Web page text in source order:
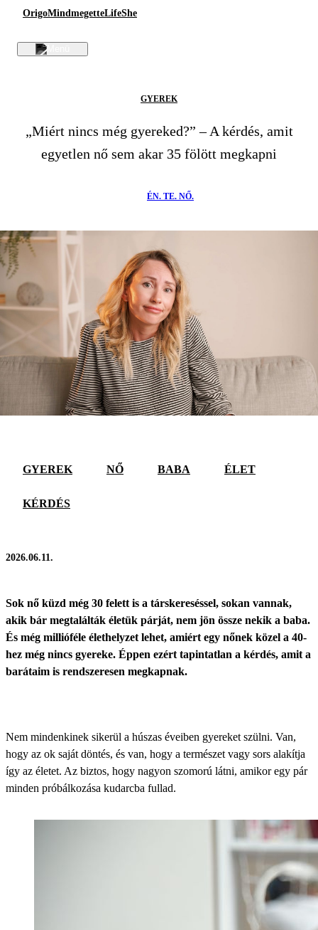
OrigoMindmegetteLifeShe
GYEREK
„Miért nincs még gyereked?” – A kérdés, amit
egyetlen nő sem akar 35 fölött megkapni
ÉN. TE. NŐ.
GYEREK NŐ BABA ÉLET
KÉRDÉS
2026.06.11.
Sok nő küzd még 30 felett is a társkereséssel, sokan vannak,
akik bár megtalálták életük párját, nem jön össze nekik a baba.
És még millióféle élethelyzet lehet, amiért egy nőnek közel a 40-
hez még nincs gyereke. Éppen ezért tapintatlan a kérdés, amit a
barátaim is rendszeresen megkapnak.
Nem mindenkinek sikerül a húszas éveiben gyereket szülni. Van,
hogy az ok saját döntés, és van, hogy a természet vagy sors alakítja
így az életet. Az biztos, hogy nagyon szomorú látni, amikor egy pár
minden próbálkozása kudarcba fullad.